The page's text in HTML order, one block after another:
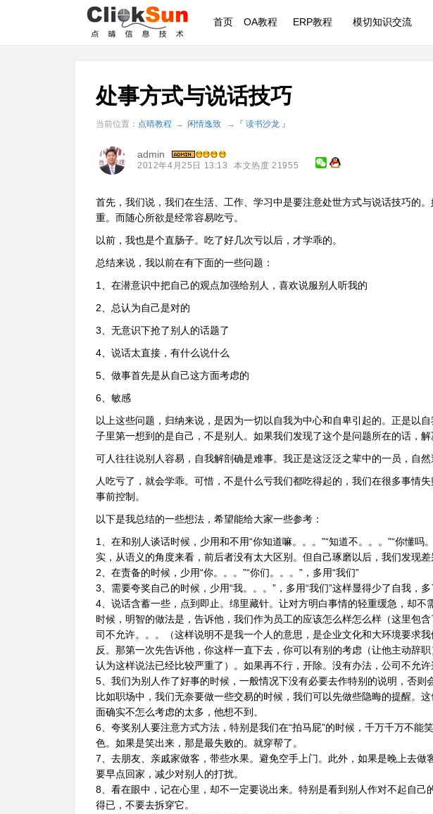
首页 OA教程 ERP教程 模切知识交流
处事方式与说话技巧
当前位置： 点晴教程 → 闲情逸致 → 『 读书沙龙 』
admin
2012年4月25日 13:13 本文热度 21955
首先，我们说，我们在生活、工作、学习中是要注意处世方式与说话技巧的
重。而随心所欲是经常容易吃亏。
以前，我也是个直肠子。吃了好几次亏以后，才学乖的。
总结来说，我以前在有下面的一些问题：
1、在潜意识中把自己的观点加强给别人，喜欢说服别人听我的
2、总认为自己是对的
3、无意识下抢了别人的话题了
4、说话太直接，有什么说什么
5、做事首先是从自己这方面考虑的
6、敏感
以上这些问题，归纳来说，是因为一切以自我为中心和自卑引起的。正是以
子里第一想到的是自己，不是别人。如果我们发现了这个是问题所在的话，解
可人往往说别人容易，自我解剖确是难事。我正是这泛泛之辈中的一员，自然
人吃亏了，就会学乖。可惜，不是什么亏我们都吃得起的，我们在很多事情
事前控制。
以下是我总结的一些想法，希望能给大家一些参考：
1、在和别人谈话时候，少用和不用“你知道嘛。。。”“知道不。。。”“你懂吗
实，从语义的角度来看，前后者没有太大区别。但自己琢磨以后，我们发现
2、在责备的时候，少用“你。。。”“你们。。。”，多用“我们”
3、需要夸奖自己的时候，少用“我。。。”，多用“我们”这样显得少了自我，多
4、说话含蓄一些，点到即止。绵里藏针。让对方明白事情的轻重缓急，却不
时候，明智的做法是，告诉他，我们作为员工的应该怎么样怎么样（这里包
司不允许。。。（这样说明不是我一个人的意思，是企业文化和大环境要求
反。那第一次先告诉他，你这样一直下去，你可以有别的考虑（让他主动辞
认为这样说法已经比较严重了）。如果再不行，开除。没有办法，公司不允许
5、我们为别人作了好事的时候，一般情况下没有必要去作特别的说明，否则
比如职场中，我们无奈要做一些交易的时候，我们可以先做些隐晦的提醒。
面确实不怎么考虑的太多，他想不到。
6、夸奖别人要注意方式方法，特别是我们在“拍马屁”的时候，千万千万不能
色。如果是笑出来，那是最失败的。就穿帮了。
7、去朋友、亲戚家做客，带些水果。避免空手上门。此外，如果是晚上去做
要早点回家，减少对别人的打扰。
8、看在眼中，记在心里，却不一定要说出来。特别是看到别人作对不起自己
得已，不要去拆穿它。